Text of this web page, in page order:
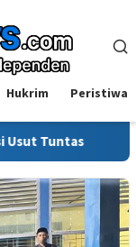
Hukrim Peristiwa
Warga Sinjai